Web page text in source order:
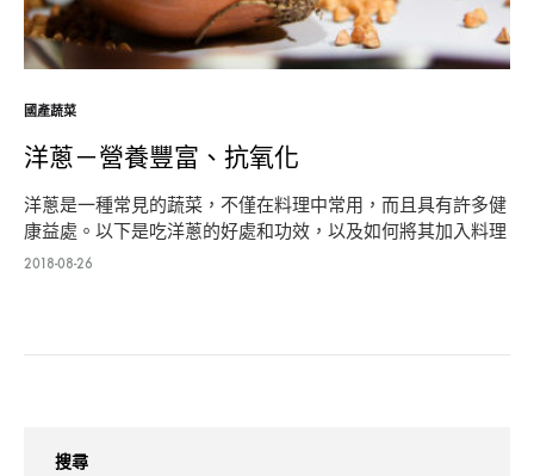
國產蔬菜
洋蔥－營養豐富、抗氧化
洋蔥是一種常見的蔬菜，不僅在料理中常用，而且具有許多健
康益處。以下是吃洋蔥的好處和功效，以及如何將其加入料理
中： 健康益…
2018-08-26
搜尋